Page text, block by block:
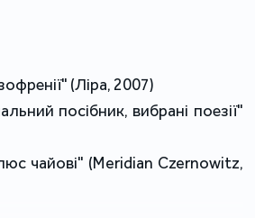
(Ліра, 2007)
посібник, вибрані поезії"
чайові" (Meridian Czernowitz,